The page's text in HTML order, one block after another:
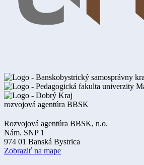
Rozvojová agentúra BBSK, n.o.
Nám. SNP 1
974 01 Banská Bystrica
Zobraziť na mape